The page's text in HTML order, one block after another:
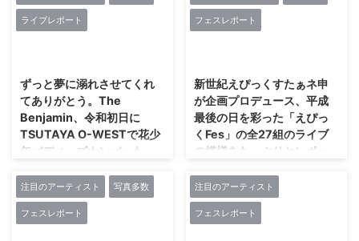
Daichi生誕祭2019 Daichi生誕～
LoveでLikeなLive!!～」を行っ
がる ...
演だ!!!!!
ファン投票を元に選んだベスト
兼ね、TSUTAYA O-WESTを舞台
に単独公演を行った。この日は、
d-girlsのワンマン公演の間に挟む
形で、桃色革命がゲストで登場。
止まることのない流れの中、二部
に分けた形でd-girlsの魅力を伝え
した、d-girlsの前半部公演。
最初のブロックは、触れた瞬間に
笑顔を導き出す『Smile again』
7月1日(月)と7月2日(火)の2日間
に渡り、渋谷DESEOを舞台に
誰が何に感謝をし、誰に何を還元
するのかは、とくに説明がないの
でつかめてないのが現状だ。とは
いえ、出演する人たちを見て、と
ても心惹かれた。発表になったの
GO!GO!/d-girls/ミカイスカート/
ショートカット部/未完成リップ
スパークル/みのりほのか/道玄坂
ライブレポート
ずっと夢に溺れさせてくれ
てありがとう。The
Benjamin、令和初日に
TSUTAYA O-WESTで花少
年バディーズナンバーも
公演をぶち噛ました!!!
The Benjaminの前身バンドで
あり、現在活動休憩中のバンド花
フェスレポート
新世紀えぴっくすたぁネ申
が企画プロデュース、平成
最後の日を彩った「えぴっ
くFes」の全27組のライブ
の模様をたっぷりとレポー
男性地下メンドルシーンの先陣に
立って牽引し続けている新世紀え
ぴっくすたぁネ申。彼らが平成最
注目のアーティスト 写真多数
フェスレポート
注目のアーティスト
フェスレポート